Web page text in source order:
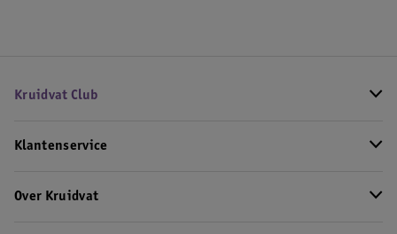
Kruidvat Club
Klantenservice
Over Kruidvat